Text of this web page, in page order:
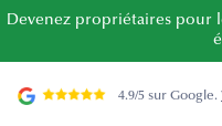
Devenez propriétaires pour
4.9/5 sur Google.